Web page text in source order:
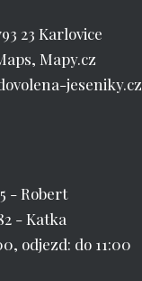
23 Karlovice
Mapy.cz
jeseniky.cz
- Robert
- Katka
odjezd: do 11:00